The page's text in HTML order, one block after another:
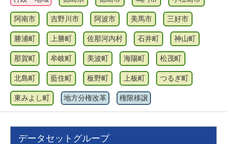
阿南市 吉野川市 阿波市 美馬市 三好市
勝浦町 上勝町 佐那河内村 石井町 神山町
那賀町 牟岐町 美波町 海陽町 松茂町
北島町 藍住町 板野町 上板町 つるぎ町
東みよし町 地方分権改革 権限移譲
データセットグループ